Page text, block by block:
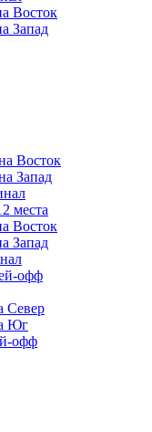
Восток
Запад
Восток
Запад
места
Восток
Запад
офф
Север
Юг
офф